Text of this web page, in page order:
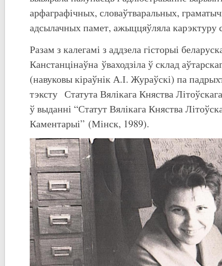
арфаграфічных, словаўтваральных,
адсылачных памет, ажыццяўляла карэктуру
Разам з калегамі з аддзела гісторыі
Канстанцінаўна ўваходзіла ў склад
(навуковы кіраўнік А.І. Жураўскі) па
тэксту Статута Вялікага Княства
ў выданні “Статут Вялікага Княства
Каментарыі” (Мінск, 1989).